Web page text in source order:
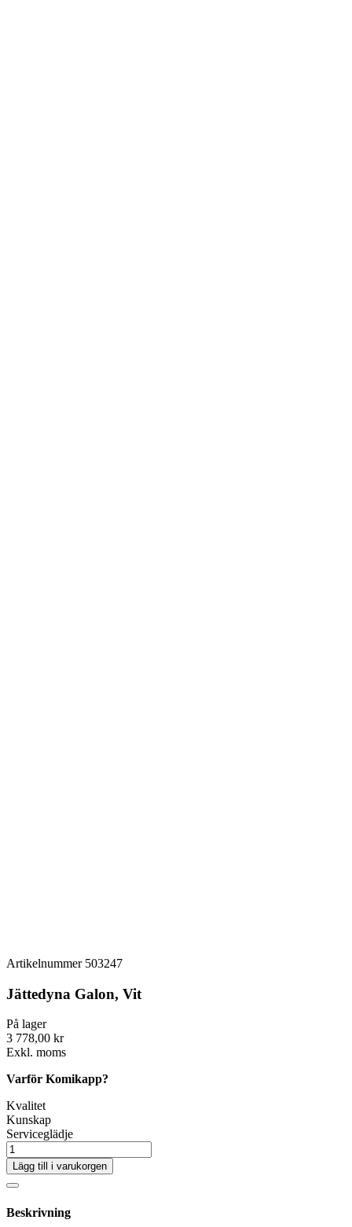
Artikelnummer 503247
Jättedyna Galon, Vit
På lager
3 778,00 kr
Exkl. moms
Varför Komikapp?
Kvalitet
Kunskap
Serviceglädje
Lägg till i varukorgen
Beskrivning